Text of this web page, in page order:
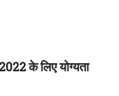
के लिए योग्यता